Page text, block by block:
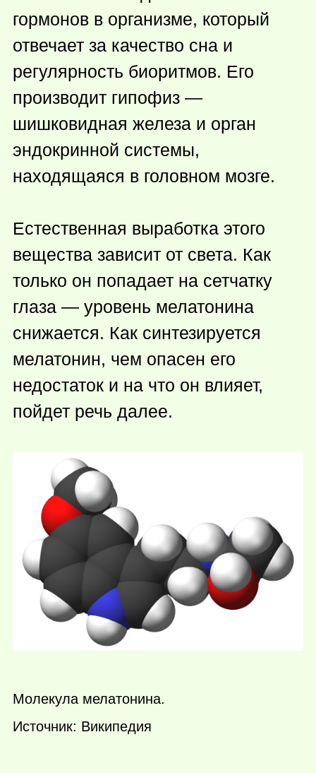
гормонов в организме, который
отвечает за качество сна и
регулярность биоритмов. Его
производит гипофиз —
шишковидная железа и орган
эндокринной системы,
находящаяся в головном мозге.
Естественная выработка этого
вещества зависит от света. Как
только он попадает на сетчатку
глаза — уровень мелатонина
снижается. Как синтезируется
мелатонин, чем опасен его
недостаток и на что он влияет,
пойдет речь далее.
Молекула мелатонина.
Источник: Википедия